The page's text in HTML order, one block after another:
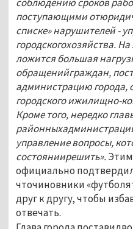
поступающими
списке» нарушителей -
городскогохозяйства.
ложится большая
обращенийграждан,
администрацию города,
городского ижилищно-
Кроме того, нередко
управление вопросы,
состояниирешить».
официально
чточиновники
друг к другу, чтобы
отвечать.